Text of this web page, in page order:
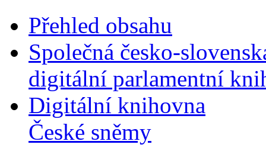
Přehled obsahu
Společná česko-
digitální parlamentní
Digitální knihovna
České sněmy